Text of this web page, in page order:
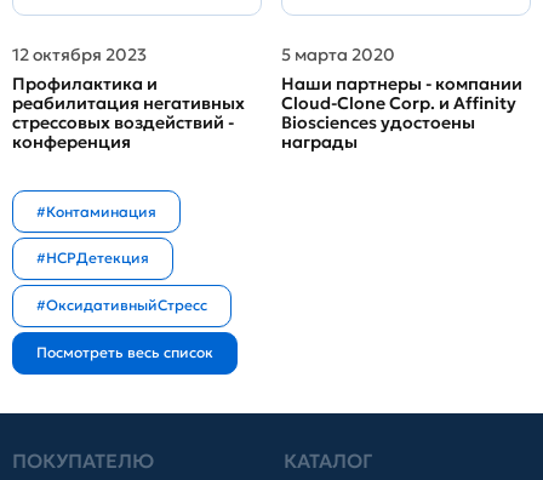
12 октября 2023
Профилактика и
реабилитация негативных
стрессовых воздействий -
конференция
5 марта 2020
Наши партнеры - компании
Cloud-Clone Corp. и Affinity
Biosciences удостоены
награды
#Контаминация
#HCPДетекция
#ОксидативныйСтресс
ПОКУПАТЕЛЮ КАТАЛОГ